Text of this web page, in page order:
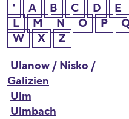
' A B C D E
L
M N O P
W
X
Z
Ulanow / Nisko /
Galizien
Ulm
Ulmbach